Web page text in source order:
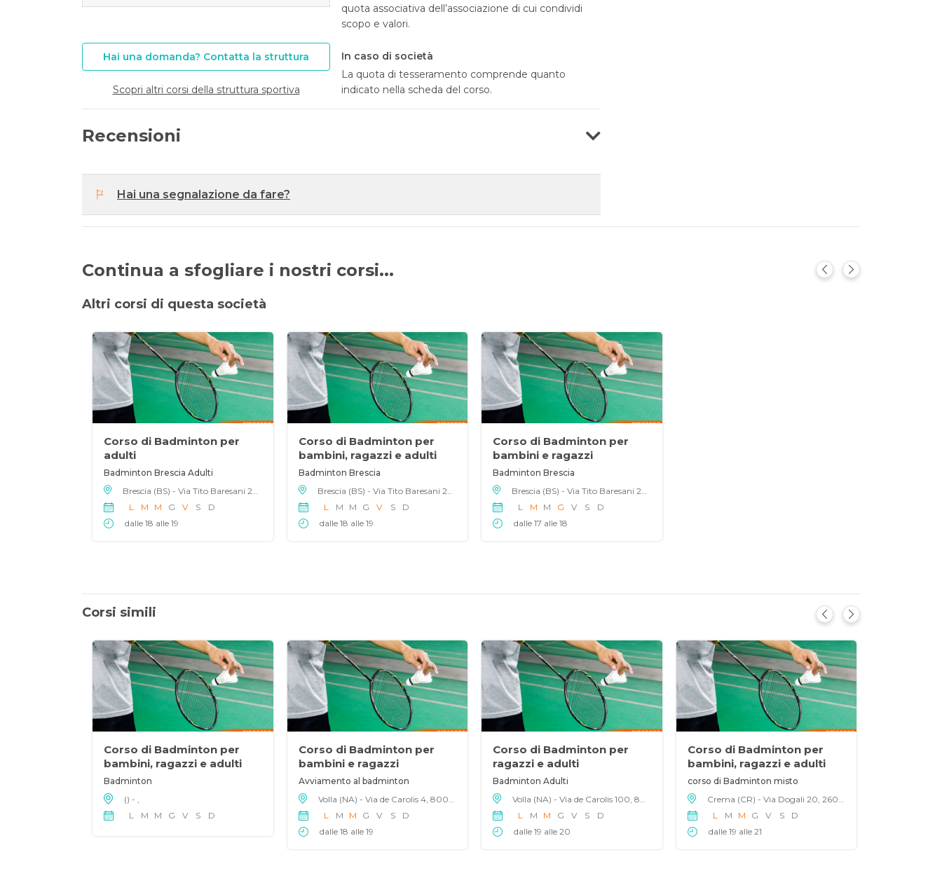
Hai una domanda? Contatta la struttura
Scopri altri corsi della struttura sportiva
quota associativa dell’associazione di cui condividi
scopo e valori.
In caso di società
La quota di tesseramento comprende quanto
indicato nella scheda del corso.
Recensioni
Hai una segnalazione da fare?
Continua a sfogliare i nostri corsi...
Altri corsi di questa società
Corso di Badminton per
adulti
Badminton Brescia Adulti
L
M M G V S
D
dalle 18 alle 19
Corso di Badminton per
bambini, ragazzi e adulti
Badminton Brescia
L
M M G V S
D
dalle 18 alle 19
Corso di Badminton per
bambini e ragazzi
Badminton Brescia
L
M M G V S
D
dalle 17 alle 18
Corsi simili
Corso di Badminton per
bambini, ragazzi e adulti
Badminton
() - ,
L
M M G V S D
Corso di Badminton per
bambini e ragazzi
Avviamento al badminton
L
M M G V S
D
dalle 18 alle 19
Corso di Badminton per
ragazzi e adulti
Badminton Adulti
L
M M G V S
D
dalle 19 alle 20
Corso di Badminton per
bambini, ragazzi e adulti
corso di Badminton misto
L
M M G V S
D
dalle 19 alle 21